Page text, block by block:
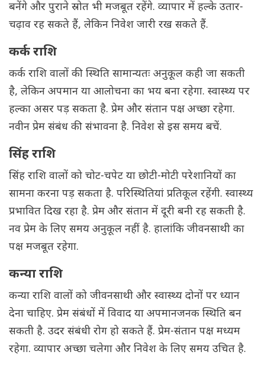
बनेंगे और पुराने स्रोत भी मजबूत रहेंगे. व्यापार में हल्के उतार-
चढ़ाव रह सकते हैं, लेकिन निवेश जारी रख सकते हैं.
कर्क राशि
कर्क राशि वालों की स्थिति सामान्यतः अनुकूल कही जा सकती
है, लेकिन अपमान या आलोचना का भय बना रहेगा. स्वास्थ्य पर
हल्का असर पड़ सकता है. प्रेम और संतान पक्ष अच्छा रहेगा.
नवीन प्रेम संबंध की संभावना है. निवेश से इस समय बचें.
सिंह राशि
सिंह राशि वालों को चोट-चपेट या छोटी-मोटी परेशानियों का
सामना करना पड़ सकता है. परिस्थितियां प्रतिकूल रहेंगी. स्वास्थ्य
प्रभावित दिख रहा है. प्रेम और संतान में दूरी बनी रह सकती है.
नव प्रेम के लिए समय अनुकूल नहीं है. हालांकि जीवनसाथी का
पक्ष मजबूत रहेगा.
कन्या राशि
कन्या राशि वालों को जीवनसाथी और स्वास्थ्य दोनों पर ध्यान
देना चाहिए. प्रेम संबंधों में विवाद या अपमानजनक स्थिति बन
सकती है. उदर संबंधी रोग हो सकते हैं. प्रेम-संतान पक्ष मध्यम
रहेगा. व्यापार अच्छा चलेगा और निवेश के लिए समय उचित है.